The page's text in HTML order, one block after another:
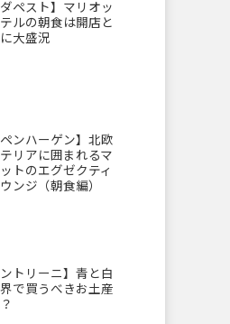
ダペスト】マリオッ
テルの朝食は開店と
大盛況
ペンハーゲン】北欧
リアに囲まれるマ
トのエグゼクティ
ンジ（朝食編）
ントリーニ】青と白
で買うべきお土産